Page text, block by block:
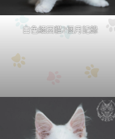
白色緬因貓2個月記錄